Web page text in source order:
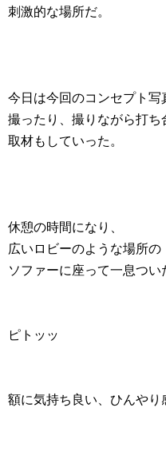
刺激的な場所だ。
今日は今回のコンセプト写
撮ったり、撮りながら打ち
取材もしていった。
休憩の時間になり、
広いロビーのような場所の
ソファーに座って一息つい
ピトッッ
額に気持ち良い、ひんやり